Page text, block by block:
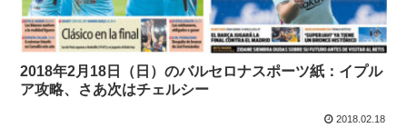
2018年2月18日（日）のバルセロナスポーツ紙：イプル
ア攻略、さあ次はチェルシー
2018.02.18